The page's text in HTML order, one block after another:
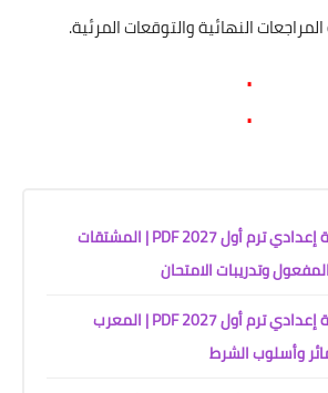
النهائية والتوقعات المرئية.
.
.
مذكرة نحو تالتة إعدادي ترم أول 2027 PDF | المشتقات
وتدريبات الامتحان
مذكرة نحو تانية إعدادي ترم أول 2027 PDF | المعرب
وأسلوب الشرط